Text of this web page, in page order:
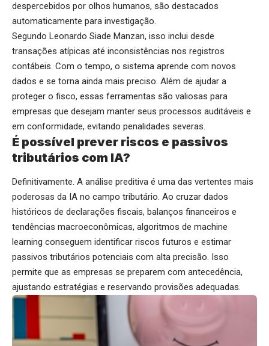
despercebidos por olhos humanos, são destacados
automaticamente para investigação.
Segundo Leonardo Siade Manzan, isso inclui desde
transações atípicas até inconsistências nos registros
contábeis. Com o tempo, o sistema aprende com novos
dados e se torna ainda mais preciso. Além de ajudar a
proteger o fisco, essas ferramentas são valiosas para
empresas que desejam manter seus processos auditáveis e
em conformidade, evitando penalidades severas.
É possível prever riscos e passivos
tributários com IA?
Definitivamente. A análise preditiva é uma das vertentes mais
poderosas da IA no campo tributário. Ao cruzar dados
históricos de declarações fiscais, balanços financeiros e
tendências macroeconômicas, algoritmos de machine
learning conseguem identificar riscos futuros e estimar
passivos tributários potenciais com alta precisão. Isso
permite que as empresas se preparem com antecedência,
ajustando estratégias e reservando provisões adequadas.